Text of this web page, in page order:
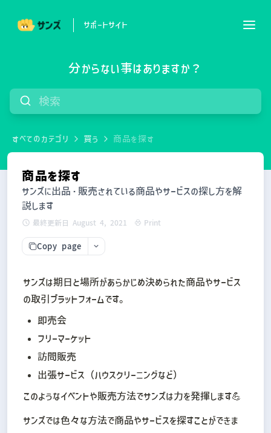
サポートサイト
分からない事はありますか？
すべてのカテゴリ 買う 商品を探す
商品を探す
サンズに出品・販売されている商品やサービスの探し方を解
説します
最終更新日 August 4, 2021 Print
Copy page
サンズは期日と場所があらかじめ決められた商品やサービス
の取引プラットフォームです。
即売会
フリーマーケット
訪問販売
出張サービス（ハウスクリーニングなど）
このようなイベントや販売方法でサンズは力を発揮します💪
サンズでは色々な方法で商品やサービスを探すことができま